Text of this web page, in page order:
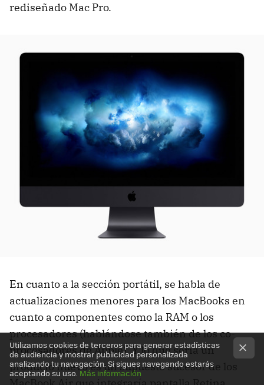
rediseñado Mac Pro.
En cuanto a la sección portátil, se habla de
actualizaciones menores para los MacBooks en
cuanto a componentes como la RAM o los
procesadores (hablándose también de los co-
procesadores de Apple). Y lo que sería un
producto nuevo es un supuesto sucesor de los
Utilizamos cookies de terceros para generar estadísticas
de audiencia y mostrar publicidad personalizada
analizando tu navegación. Si sigues navegando estarás
aceptando su uso.Más información